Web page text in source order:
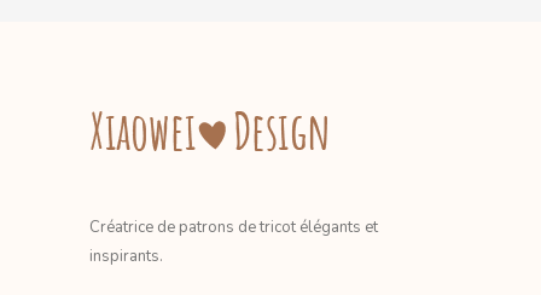
Créatrice de patrons de tricot élégants et
inspirants.